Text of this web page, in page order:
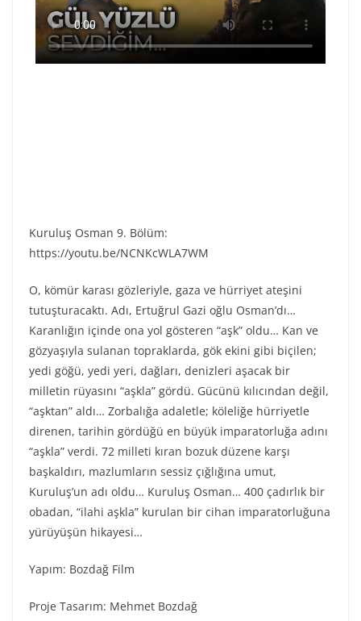
Kuruluş Osman 9. Bölüm:
https://youtu.be/NCNKcWLA7WM
O, kömür karası gözleriyle, gaza ve hürriyet ateşini
tutuşturacaktı. Adı, Ertuğrul Gazi oğlu Osman’dı…
Karanlığın içinde ona yol gösteren “aşk” oldu… Kan ve
gözyaşıyla sulanan topraklarda, gök ekini gibi biçilen;
yedi göğü, yedi yeri, dağları, denizleri aşacak bir
milletin rüyasını “aşkla” gördü. Gücünü kılıcından değil,
“aşktan” aldı… Zorbalığa adaletle; köleliğe hürriyetle
direnen, tarihin gördüğü en büyük imparatorluğa adını
“aşkla” verdi. 72 milleti kıran bozuk düzene karşı
başkaldırı, mazlumların sessiz çığlığına umut,
Kuruluş’un adı oldu… Kuruluş Osman… 400 çadırlık bir
obadan, “ilahi aşkla” kurulan bir cihan imparatorluğuna
yürüyüşün hikayesi…
Yapım: Bozdağ Fi̇lm
Proje Tasarım: Mehmet Bozdağ